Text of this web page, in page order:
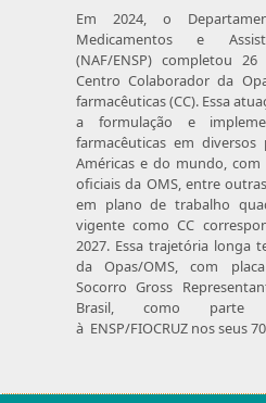
Em 2024, o
Medicamentos e
(NAF/ENSP) completou
Centro Colaborador da
farmacêuticas (CC). Essa
a formulação e
farmacêuticas em diversos
Américas e do mundo,
oficiais da OMS, entre
em plano de trabalho
vigente como CC
2027. Essa trajetória longa
da Opas/OMS, com
Socorro Gross
Brasil, como parte
à ENSP/FIOCRUZ nos seus